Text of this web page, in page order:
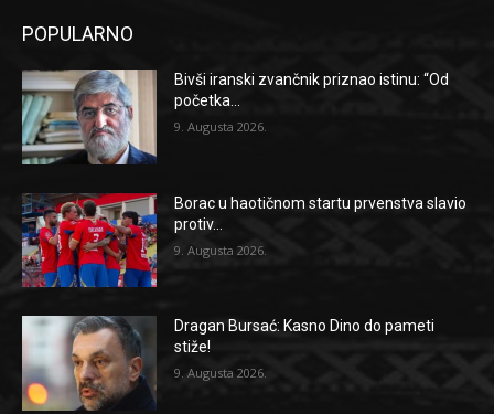
POPULARNO
Bivši iranski zvančnik priznao istinu: “Od
početka...
9. Augusta 2026.
Borac u haotičnom startu prvenstva slavio
protiv...
9. Augusta 2026.
Dragan Bursać: Kasno Dino do pameti
stiže!
9. Augusta 2026.